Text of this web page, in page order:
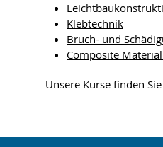
Klebtechnik
Bruch- und
Composite Material
Unsere Kurse finden